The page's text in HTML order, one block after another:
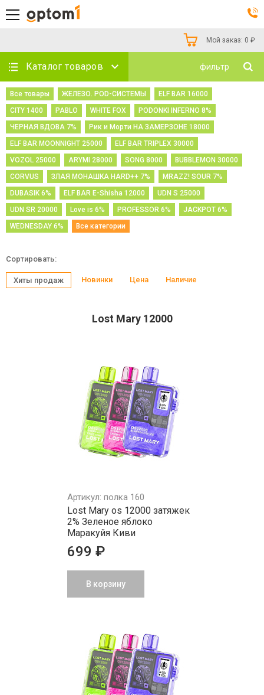
Мой заказ: 0 ₽
Каталог товаров фильтр
Все товары ЖЕЛЕЗО. POD-СИСТЕМЫ
ELF BAR 16000
CITY 1400
PABLO WHITE FOX
PODONKI INFERNO 8%
ЧЕРНАЯ ВДОВА 7%
Рик и Морти НА ЗАМЕРЗОНЕ 18000
ELF BAR MOONNIGHT 25000
ELF BAR TRIPLEX 30000
VOZOL 25000
ARYMI 28000 SONG 8000
BUBBLEMON 30000
CORVUS
ЗЛАЯ МОНАШКА HARD++ 7%
MRAZZ! SOUR 7%
DUBASIK 6%
ELF BAR E-Shisha 12000
UDN S 25000
UDN SR 20000
Love is 6% PROFESSOR 6%
JACKPOT 6%
WEDNESDAY 6%
Все категории
Сортировать:
Хиты продаж Новинки Цена Наличие
Lost Mary 12000
Артикул: полка 160
Lost Mary os 12000 затяжек
2% Зеленое яблоко
Маракуйя Киви
699 ₽
В корзину